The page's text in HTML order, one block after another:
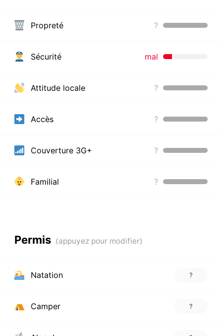
Propreté ?
Sécurité mal
Attitude locale ?
Accès ?
Couverture 3G+ ?
Familial ?
Permis
Natation ?
Camper ?